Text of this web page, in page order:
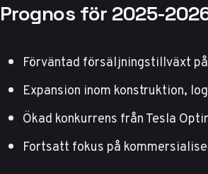
Prognos för 2025-
Förväntad försäljningstillväxt
Expansion inom konstruktion,
Ökad konkurrens från Tesla
Fortsatt fokus på